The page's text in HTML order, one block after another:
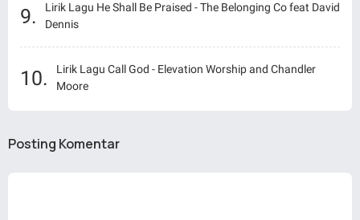
Lirik Lagu He Shall Be Praised - The Belonging Co feat David
Dennis
Lirik Lagu Call God - Elevation Worship and Chandler
Moore
Posting Komentar